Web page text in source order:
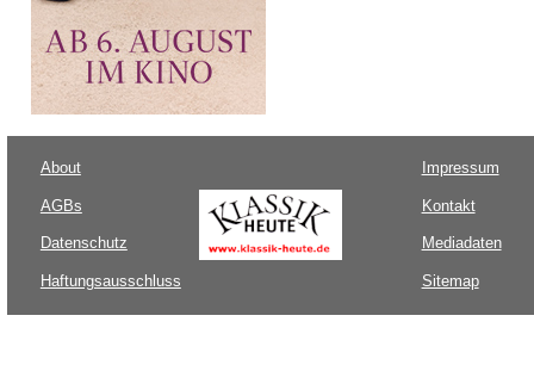
About
AGBs
Datenschutz
Haftungsausschluss
Impressum
Kontakt
Mediadaten
Sitemap